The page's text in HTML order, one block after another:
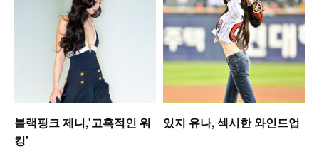
블랙핑크 제니,'고혹적인 워
킹'
있지 유나, 섹시한 와인드업